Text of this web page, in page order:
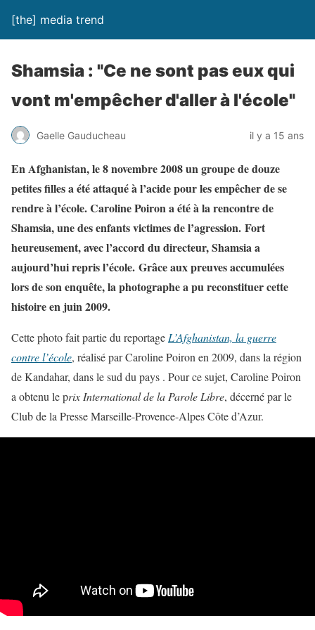
[the] media trend
Shamsia : "Ce ne sont pas eux qui
vont m'empêcher d'aller à l'école"
Gaelle Gauducheau il y a 15 ans
En Afghanistan, le 8 novembre 2008 un groupe de douze
petites filles a été attaqué à l’acide pour les empêcher de se
rendre à l’école. Caroline Poiron a été à la rencontre de
Shamsia, une des enfants victimes de l’agression. Fort
heureusement, avec l’accord du directeur, Shamsia a
aujourd’hui repris l’école. Grâce aux preuves accumulées
lors de son enquête, la photographe a pu reconstituer cette
histoire en juin 2009.
Cette photo fait partie du reportage L’Afghanistan, la guerre
contre l’école, réalisé par Caroline Poiron en 2009, dans la région
de Kandahar, dans le sud du pays . Pour ce sujet, Caroline Poiron
a obtenu le prix International de la Parole Libre, décerné par le
Club de la Presse Marseille-Provence-Alpes Côte d’Azur.